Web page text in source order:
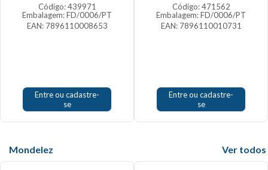
Código: 439971
Embalagem: FD/0006/PT
EAN: 7896110008653
Entre ou cadastre-
se
Código: 471562
Embalagem: FD/0006/PT
EAN: 7896110010731
Entre ou cadastre-
se
Mondelez